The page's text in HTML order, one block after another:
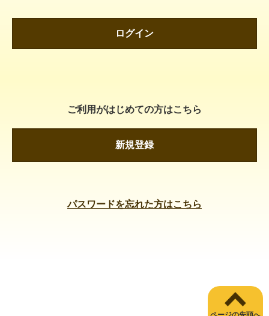
ログイン
ご利用がはじめての方はこちら
新規登録
パスワードを忘れた方はこちら